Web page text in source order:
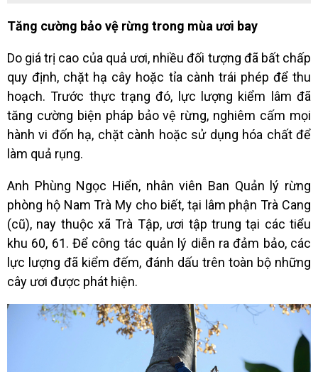
Tăng cường bảo vệ rừng trong mùa ươi bay
Do giá trị cao của quả ươi, nhiều đối tượng đã bất chấp
quy định, chặt hạ cây hoặc tỉa cành trái phép để thu
hoạch. Trước thực trạng đó, lực lượng kiểm lâm đã
tăng cường biện pháp bảo vệ rừng, nghiêm cấm mọi
hành vi đốn hạ, chặt cành hoặc sử dụng hóa chất để
làm quả rụng.
Anh Phùng Ngọc Hiển, nhân viên Ban Quản lý rừng
phòng hộ Nam Trà My cho biết, tại lâm phận Trà Cang
(cũ), nay thuộc xã Trà Tập, ươi tập trung tại các tiểu
khu 60, 61. Để công tác quản lý diễn ra đảm bảo, các
lực lượng đã kiểm đếm, đánh dấu trên toàn bộ những
cây ươi được phát hiện.